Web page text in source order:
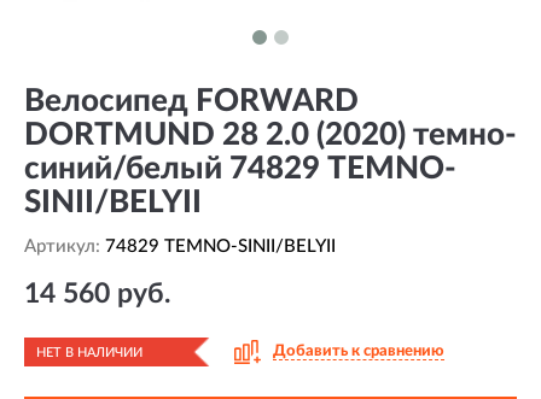
Велосипед FORWARD
DORTMUND 28 2.0 (2020) темно-
синий/белый 74829 TEMNO-
SINII/BELYII
Артикул: 74829 TEMNO-SINII/BELYII
14 560 руб.
НЕТ В НАЛИЧИИ Добавить к сравнению